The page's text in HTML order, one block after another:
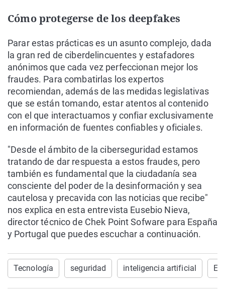
Cómo protegerse de los deepfakes
Parar estas prácticas es un asunto complejo, dada
la gran red de ciberdelincuentes y estafadores
anónimos que cada vez perfeccionan mejor los
fraudes. Para combatirlas los expertos
recomiendan, además de las medidas legislativas
que se están tomando, estar atentos al contenido
con el que interactuamos y confiar exclusivamente
en información de fuentes confiables y oficiales.
"Desde el ámbito de la ciberseguridad estamos
tratando de dar respuesta a estos fraudes, pero
también es fundamental que la ciudadanía sea
consciente del poder de la desinformación y sea
cautelosa y precavida con las noticias que recibe"
nos explica en esta entrevista Eusebio Nieva,
director técnico de Chek Point Sofware para España
y Portugal que puedes escuchar a continuación.
Tecnología seguridad inteligencia artificial